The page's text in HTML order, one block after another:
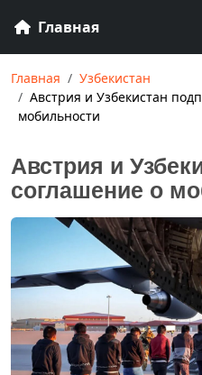
Главная
Главная
Узбекистан
Австрия и Узбекистан
мобильности
Австрия и
соглашение о